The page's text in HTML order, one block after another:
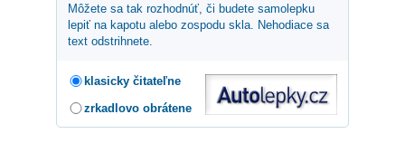
Môžete sa tak rozhodnúť, či budete samolepku
lepiť na kapotu alebo zospodu skla. Nehodiace sa
text odstrihnete.
klasicky čitateľne
zrkadlovo obrátene